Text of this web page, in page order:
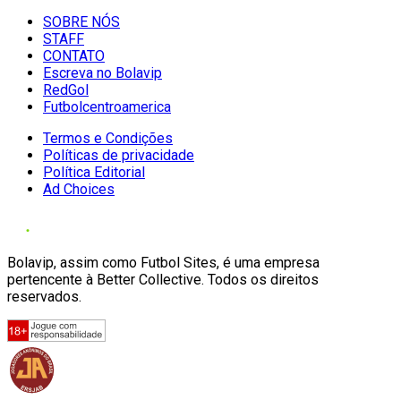
SOBRE NÓS
STAFF
CONTATO
Escreva no Bolavip
RedGol
Futbolcentroamerica
Termos e Condições
Políticas de privacidade
Política Editorial
Ad Choices
Bolavip, assim como Futbol Sites, é uma empresa
pertencente à Better Collective. Todos os direitos
reservados.